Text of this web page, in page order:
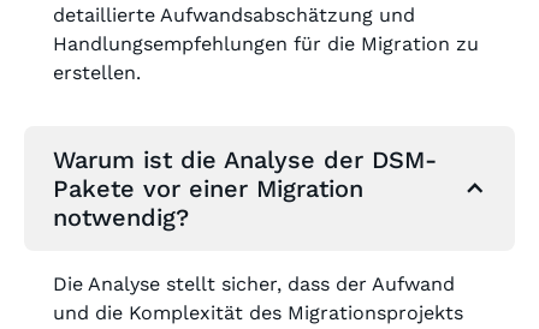
detaillierte Aufwandsabschätzung und
Handlungsempfehlungen für die Migration zu
erstellen.
Warum ist die Analyse der DSM-
Pakete vor einer Migration
notwendig?
Die Analyse stellt sicher, dass der Aufwand
und die Komplexität des Migrationsprojekts